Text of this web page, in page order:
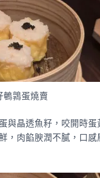
鵪鶉蛋燒賣
與晶透魚籽，咬開時蛋
，肉餡腴潤不膩，口感